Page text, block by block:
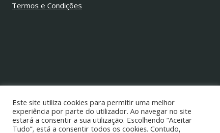
Termos e Condições
Todos os direitos reservados
Este site utiliza cookies para permitir uma melhor
experiência por parte do utilizador. Ao navegar no site
estará a consentir a sua utilização. Escolhendo “Aceitar
Tudo”, está a consentir todos os cookies. Contudo,